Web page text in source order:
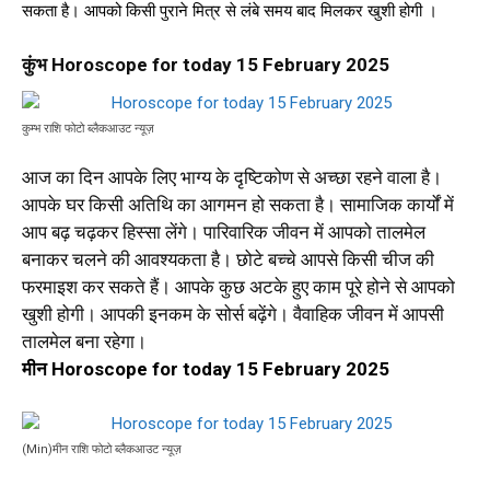
सकता है। आपको किसी पुराने मित्र से लंबे समय बाद मिलकर खुशी होगी ।
कुंभ Horoscope for today 15 February 2025
कुम्भ राशि फोटो ब्लैकआउट न्यूज़
आज का दिन आपके लिए भाग्य के दृष्टिकोण से अच्छा रहने वाला है।
आपके घर किसी अतिथि का आगमन हो सकता है। सामाजिक कार्यों में
आप बढ़ चढ़कर हिस्सा लेंगे। पारिवारिक जीवन में आपको तालमेल
बनाकर चलने की आवश्यकता है। छोटे बच्चे आपसे किसी चीज की
फरमाइश कर सकते हैं। आपके कुछ अटके हुए काम पूरे होने से आपको
खुशी होगी। आपकी इनकम के सोर्स बढ़ेंगे। वैवाहिक जीवन में आपसी
तालमेल बना रहेगा।
मीन Horoscope for today 15 February 2025
(Min)मीन राशि फोटो ब्लैकआउट न्यूज़